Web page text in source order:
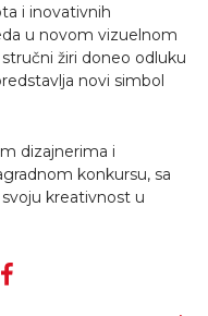
i inovativnih
u novom vizuelnom
žiri doneo odluku
novi simbol
dizajnerima i
konkursu, sa
kreativnost u